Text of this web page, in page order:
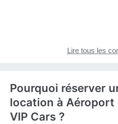
Lire tous les
Pourquoi réserver
location à Aéroport
VIP Cars ?